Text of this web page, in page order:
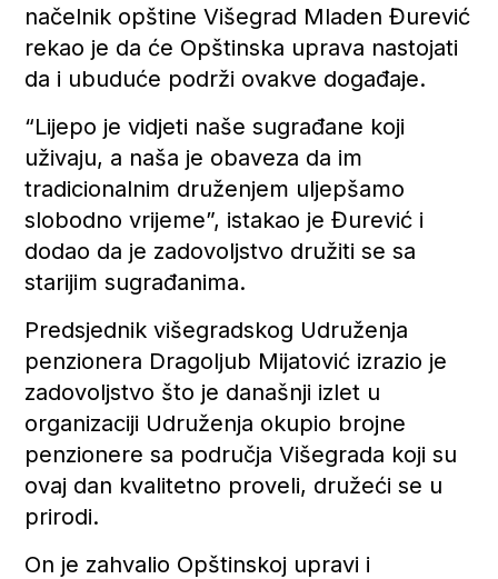
načelnik opštine Višegrad Mladen Đurević
rekao je da će Opštinska uprava nastojati
da i ubuduće podrži ovakve događaje.
“Lijepo je vidjeti naše sugrađane koji
uživaju, a naša je obaveza da im
tradicionalnim druženjem uljepšamo
slobodno vrijeme”, istakao je Đurević i
dodao da je zadovoljstvo družiti se sa
starijim sugrađanima.
Predsjednik višegradskog Udruženja
penzionera Dragoljub Mijatović izrazio je
zadovoljstvo što je današnji izlet u
organizaciji Udruženja okupio brojne
penzionere sa područja Višegrada koji su
ovaj dan kvalitetno proveli, družeći se u
prirodi.
On je zahvalio Opštinskoj upravi i